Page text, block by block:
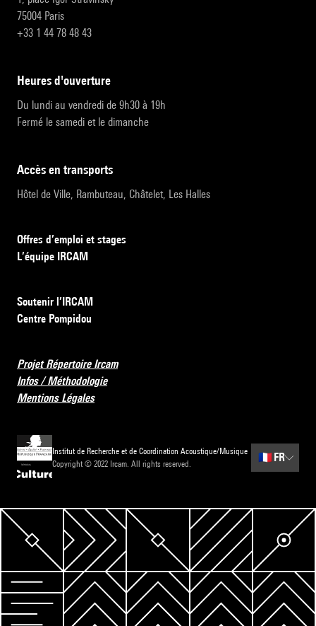
75004 Paris
+33 1 44 78 48 43
heures d'ouverture
Du lundi au vendredi de 9h30 à 19h
Fermé le samedi et le dimanche
accès en transports
Hôtel de Ville, Rambuteau, Châtelet, Les Halles
Offres d’emploi et stages
L’équipe IRCAM
Soutenir l’IRCAM
Centre Pompidou
Projet Répertoire Ircam
Infos / Méthodologie
Mentions Légales
Institut de Recherche et de Coordination Acoustique/Musique
Copyright © 2022 Ircam. All rights reserved.
🇫🇷 FR